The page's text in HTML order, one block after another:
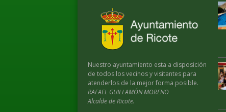
Nuestro ayuntamiento esta a disposición
de todos los vecinos y visitantes para
atenderlos de la mejor forma posible.
RAFAEL GUILLAMÓN MORENO
Alcalde de Ricote.